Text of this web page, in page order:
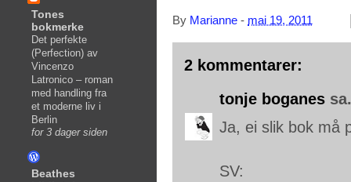
By Marianne - mai 19, 2011
2 kommentarer:
tonje boganes
Ja, ei slik bok må
SV:
Tones
bokmerke
Det perfekte
(Perfection) av
Vincenzo
Latronico – roman
med handling fra
et moderne liv i
Berlin
for 3 dager siden
Beathes